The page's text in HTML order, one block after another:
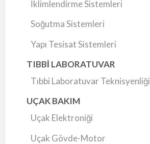
İklimlendirme Sistemleri
Soğutma Sistemleri
Yapı Tesisat Sistemleri
TIBBİ LABORATUVAR
Tıbbi Laboratuvar Teknisyenliği
UÇAK BAKIM
Uçak Elektroniği
Uçak Gövde-Motor